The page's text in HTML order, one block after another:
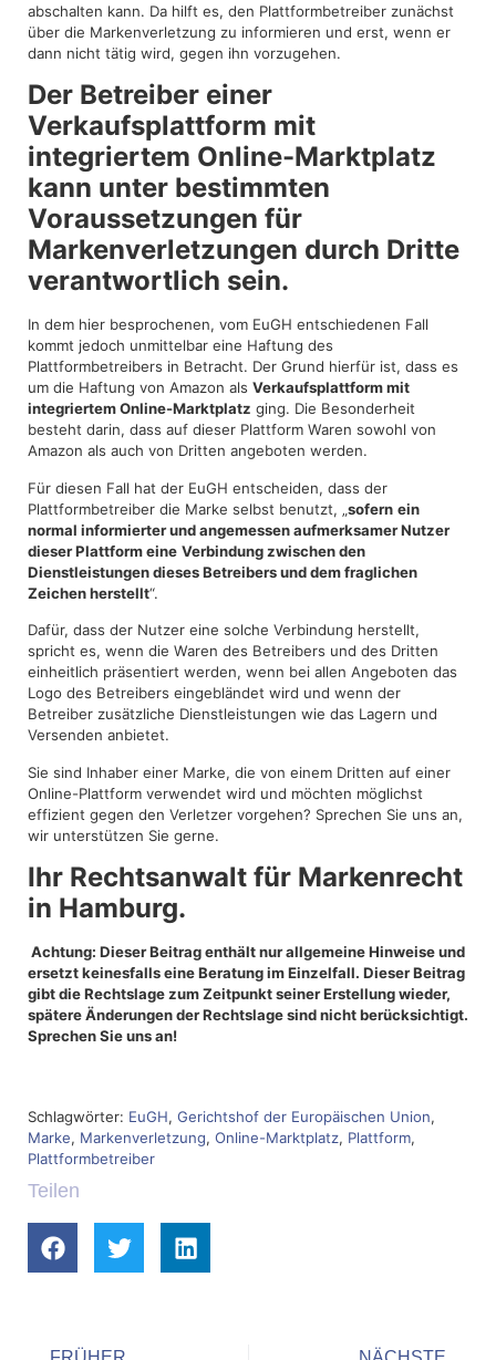
abschalten kann. Da hilft es, den Plattformbetreiber zunächst
über die Markenverletzung zu informieren und erst, wenn er
dann nicht tätig wird, gegen ihn vorzugehen.
Der Betreiber einer
Verkaufsplattform mit
integriertem Online-Marktplatz
kann unter bestimmten
Voraussetzungen für
Markenverletzungen durch Dritte
verantwortlich sein.
In dem hier besprochenen, vom EuGH entschiedenen Fall
kommt jedoch unmittelbar eine Haftung des
Plattformbetreibers in Betracht. Der Grund hierfür ist, dass es
um die Haftung von Amazon als Verkaufsplattform mit
integriertem Online-Marktplatz ging. Die Besonderheit
besteht darin, dass auf dieser Plattform Waren sowohl von
Amazon als auch von Dritten angeboten werden.
Für diesen Fall hat der EuGH entscheiden, dass der
Plattformbetreiber die Marke selbst benutzt, „sofern ein
normal informierter und angemessen aufmerksamer Nutzer
dieser Plattform eine Verbindung zwischen den
Dienstleistungen dieses Betreibers und dem fraglichen
Zeichen herstellt“.
Dafür, dass der Nutzer eine solche Verbindung herstellt,
spricht es, wenn die Waren des Betreibers und des Dritten
einheitlich präsentiert werden, wenn bei allen Angeboten das
Logo des Betreibers eingebländet wird und wenn der
Betreiber zusätzliche Dienstleistungen wie das Lagern und
Versenden anbietet.
Sie sind Inhaber einer Marke, die von einem Dritten auf einer
Online-Plattform verwendet wird und möchten möglichst
effizient gegen den Verletzer vorgehen? Sprechen Sie uns an,
wir unterstützen Sie gerne.
Ihr Rechtsanwalt für Markenrecht
in Hamburg.
Achtung: Dieser Beitrag enthält nur allgemeine Hinweise und
ersetzt keinesfalls eine Beratung im Einzelfall. Dieser Beitrag
gibt die Rechtslage zum Zeitpunkt seiner Erstellung wieder,
spätere Änderungen der Rechtslage sind nicht berücksichtigt.
Sprechen Sie uns an!
Schlagwörter: EuGH, Gerichtshof der Europäischen Union,
Marke, Markenverletzung, Online-Marktplatz, Plattform,
Plattformbetreiber
Teilen